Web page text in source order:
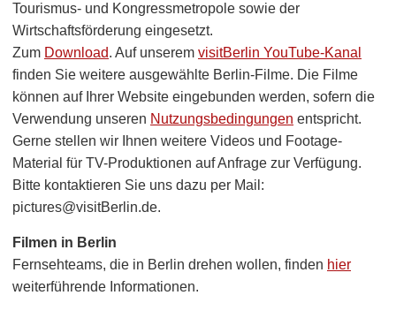
Tourismus- und Kongressmetropole sowie der
Wirtschaftsförderung eingesetzt.
Zum Download. Auf unserem visitBerlin YouTube-Kanal
finden Sie weitere ausgewählte Berlin-Filme. Die Filme
können auf Ihrer Website eingebunden werden, sofern die
Verwendung unseren Nutzungsbedingungen entspricht.
Gerne stellen wir Ihnen weitere Videos und Footage-
Material für TV-Produktionen auf Anfrage zur Verfügung.
Bitte kontaktieren Sie uns dazu per Mail:
pictures@visitBerlin.de.
Filmen in Berlin
Fernsehteams, die in Berlin drehen wollen, finden hier
weiterführende Informationen.